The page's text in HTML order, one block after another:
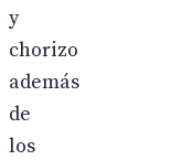
y
chorizo
además
de
los